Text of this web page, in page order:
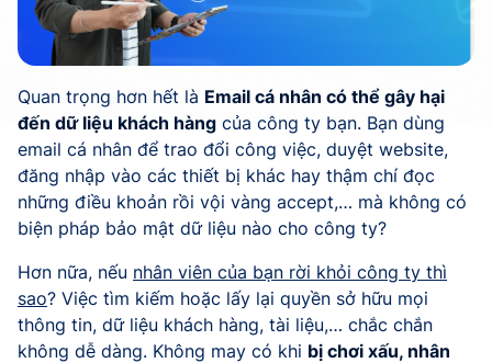
Quan trọng hơn hết là Email cá nhân có thể gây hại
đến dữ liệu khách hàng của công ty bạn. Bạn dùng
email cá nhân để trao đổi công việc, duyệt website,
đăng nhập vào các thiết bị khác hay thậm chí đọc
những điều khoản rồi vội vàng accept,… mà không có
biện pháp bảo mật dữ liệu nào cho công ty?
Hơn nữa, nếu nhân viên của bạn rời khỏi công ty thì
sao? Việc tìm kiếm hoặc lấy lại quyền sở hữu mọi
thông tin, dữ liệu khách hàng, tài liệu,… chắc chắn
không dễ dàng. Không may có khi bị chơi xấu, nhân